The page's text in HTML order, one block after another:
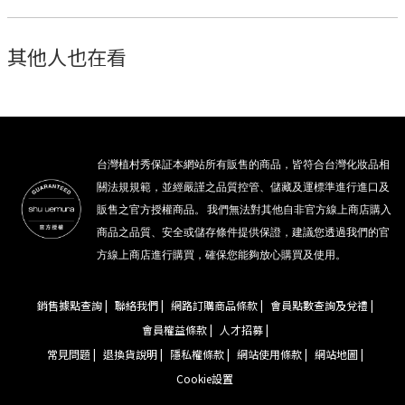
其他人也在看
台灣植村秀保証本網站所有販售的商品，皆符合台灣化妝品相
關法規規範，並經嚴謹之品質控管、儲藏及運標準進行進口及
販售之官方授權商品。 我們無法對其他自非官方線上商店購入
商品之品質、安全或儲存條件提供保證，建議您透過我們的官
方線上商店進行購買，確保您能夠放心購買及使用。
銷售據點查詢 | 聯絡我們 | 網路訂購商品條款 | 會員點數查詢及兌禮 |
會員權益條款 |
人才招募 |
常見問題 | 退換貨說明 | 隱私權條款 | 網站使用條款 | 網站地圖 |
Cookie設置